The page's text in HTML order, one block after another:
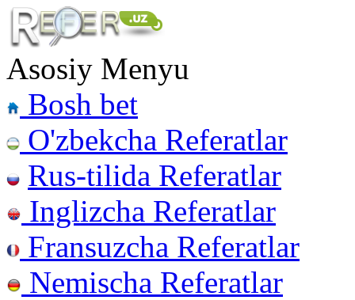
Asosiy Menyu
Bosh bet
O'zbekcha Referatlar
Rus-tilida Referatlar
Inglizcha Referatlar
Fransuzcha Referatlar
Nemischa Referatlar